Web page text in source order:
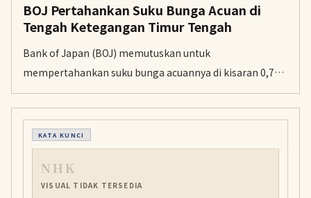
BOJ Pertahankan Suku Bunga Acuan di
Tengah Ketegangan Timur Tengah
Bank of Japan (BOJ) memutuskan untuk
mempertahankan suku bunga acuannya di kisaran 0,75
persen dan akan memantau data ekonomi secara
cermat di tengah tren kenaikan harga minyak global.
KATA KUNCI
NHK
VISUAL TIDAK TERSEDIA